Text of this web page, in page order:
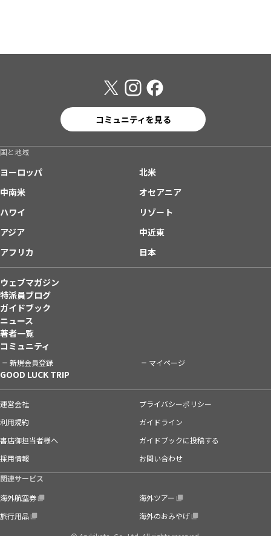
コミュニティを見る
国と地域
ヨーロッパ
北米
中南米
オセアニア
ハワイ
リゾート
アジア
中近東
アフリカ
日本
ウェブマガジン
特派員ブログ
ガイドブック
ニュース
著者一覧
コミュニティ
新規会員登録 マイページ
GOOD LUCK TRIP
運営会社
プライバシーポリシー
利用規約
ガイドライン
書店御担当者様へ
ガイドブックに投稿する
採用情報
お問い合わせ
関連サービス
海外航空券
海外ツアー
旅行用品
海外のおみやげ